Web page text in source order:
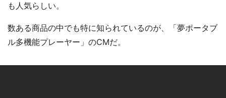
も人気らしい。
数ある商品の中でも特に知られているのが、「夢ポータブ
ル多機能プレーヤー」のCMだ。